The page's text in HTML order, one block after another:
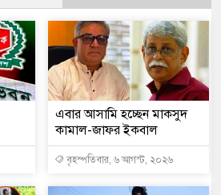
এবার আসামি হচ্ছেন মাকসুদ
কামাল-জাফর ইকবাল
বৃহস্পতিবার, ৬ আগস্ট, ২০২৬